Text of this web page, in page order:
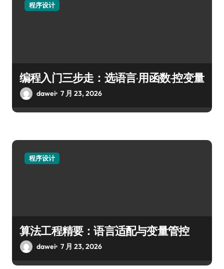
程序设计
编程入门三步走：选语言·用函数·控变量
dawei 7 月 23, 2026
程序设计
算法工程精要：语言适配与变量管控
dawei 7 月 23, 2026